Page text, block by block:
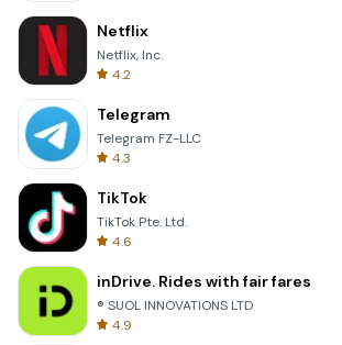
Netflix
Netflix, Inc.
4.2
Telegram
Telegram FZ-LLC
4.3
TikTok
TikTok Pte. Ltd.
4.6
inDrive. Rides with fair fares
® SUOL INNOVATIONS LTD
4.9